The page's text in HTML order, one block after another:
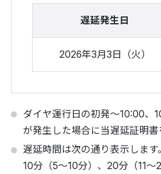
遅延発生日
2026年3月3日（火）
ダイヤ運行日の初発～10:00、
が発生した場合に当遅延証明書
遅延時間は次の通り表示します。
10分（5～10分）、20分（11